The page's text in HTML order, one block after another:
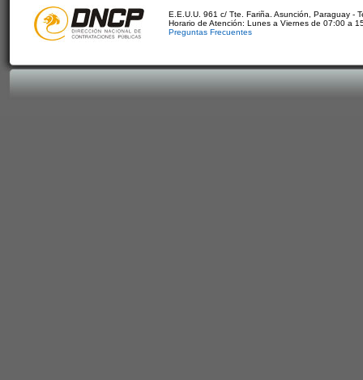
E.E.U.U. 961 c/ Tte. Fariña. Asunción, Paraguay -
Horario de Atención: Lunes a Viernes de 07:00 a
Preguntas Frecuentes